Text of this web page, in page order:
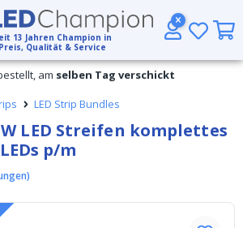
13 Jahren Champion in
Preis, Qualität & Service
Versand ab € 49,- (DHL)
am selben Tag verschickt
LED Strip Bundles
LED Streifen komplettes
p/m
)